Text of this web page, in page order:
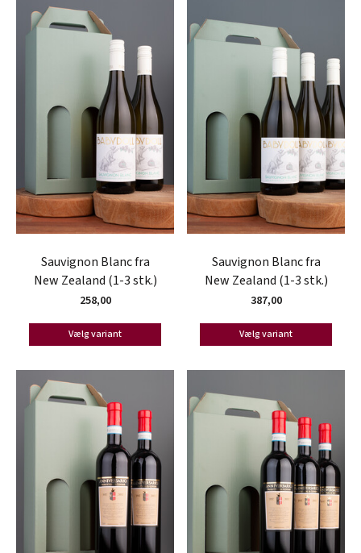
Sauvignon Blanc fra
New Zealand (1-3 stk.)
258,00
Vælg variant
Sauvignon Blanc fra
New Zealand (1-3 stk.)
387,00
Vælg variant